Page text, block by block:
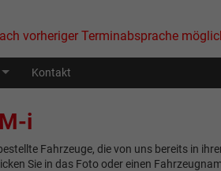
vorheriger Terminabsprache
Kontakt
i
Fahrzeuge, die von uns bereits in
Sie in das Foto oder einen